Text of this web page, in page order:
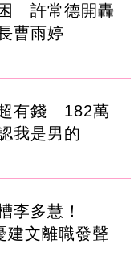
許常德開轟
曹雨婷
有錢 182萬
我是男的
李多慧！
建文離職發聲